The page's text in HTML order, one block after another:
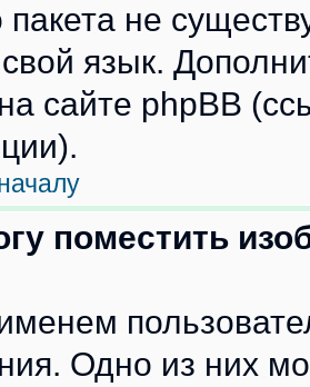
пакета не
язык.
сайте phpBB
поместить
Одно из них